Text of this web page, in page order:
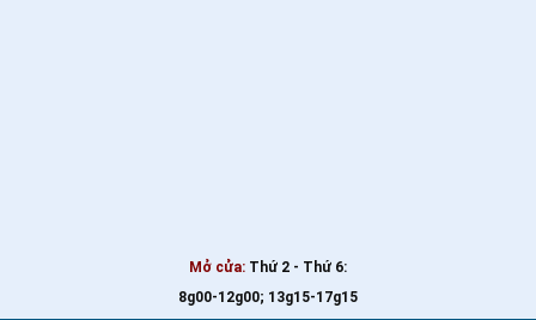
Mở cửa: Thứ 2 - Thứ 6:
8g00-12g00; 13g15-17g15